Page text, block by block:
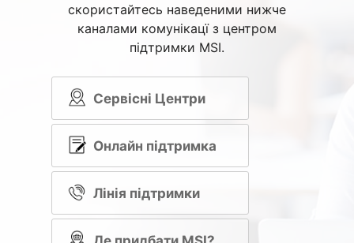
скористайтесь наведеними нижче
каналами комунікацї з центром
підтримки MSI.
Сервісні Центри
Онлайн підтримка
Лінія підтримки